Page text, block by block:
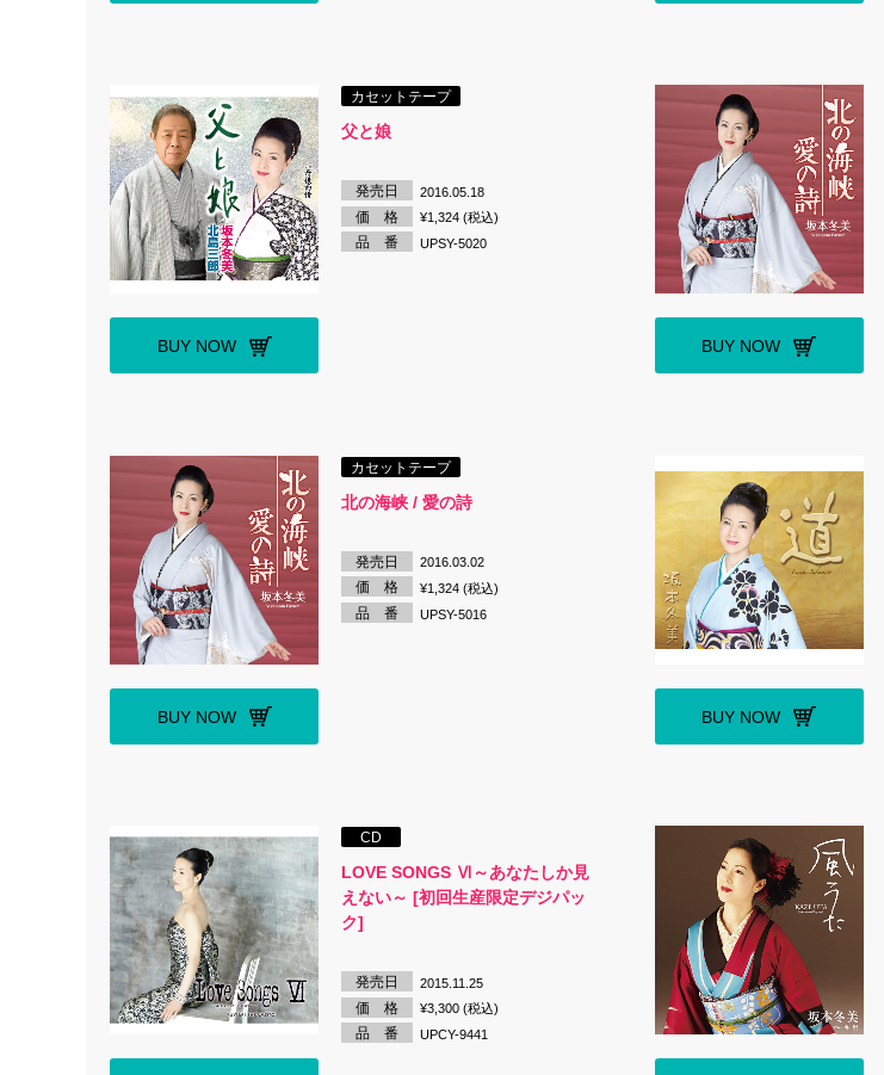
BUY NOW
カセットテープ
父と娘
発売日 2016.05.18
価 格 ¥1,324 (税込)
品 番 UPSY-5020
BUY NOW
BUY NOW
カセットテープ
北の海峡 / 愛の詩
発売日 2016.03.02
価 格 ¥1,324 (税込)
品 番 UPSY-5016
BUY NOW
CD
LOVE SONGS Ⅵ～あなたしか見
えない～ [初回生産限定デジパッ
ク]
発売日 2015.11.25
価 格 ¥3,300 (税込)
品 番 UPCY-9441